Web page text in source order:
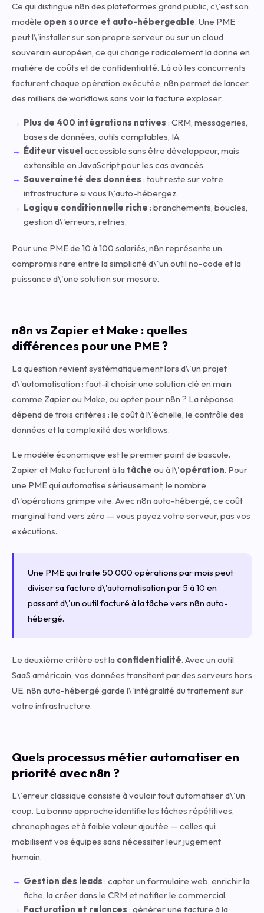
Ce qui distingue n8n des plateformes grand public, c\'est son
modèle open source et auto-hébergeable. Une PME
peut l\'installer sur son propre serveur ou sur un cloud
souverain européen, ce qui change radicalement la donne en
matière de coûts et de confidentialité. Là où les concurrents
facturent chaque opération exécutée, n8n permet de lancer
des milliers de workflows sans voir la facture exploser.
Plus de 400 intégrations natives : CRM, messageries,
bases de données, outils comptables, IA.
Éditeur visuelaccessible sans être développeur, mais
extensible en JavaScript pour les cas avancés.
Souveraineté des données : tout reste sur votre
infrastructure si vous l\'auto-hébergez.
Logique conditionnelle riche : branchements, boucles,
gestion d\'erreurs, retries.
Pour une PME de 10 à 100 salariés, n8n représente un
compromis rare entre la simplicité d\'un outil no-code et la
puissance d\'une solution sur mesure.
n8n vs Zapier et Make : quelles
différences pour une PME ?
La question revient systématiquement lors d\'un projet
d\'automatisation : faut-il choisir une solution clé en main
comme Zapier ou Make, ou opter pour n8n ? La réponse
dépend de trois critères : le coût à l\'échelle, le contrôle des
données et la complexité des workflows.
Le modèle économique est le premier point de bascule.
Zapier et Make facturent à latâche ou à l\'opération. Pour
une PME qui automatise sérieusement, le nombre
d\'opérations grimpe vite. Avec n8n auto-hébergé, ce coût
marginal tend vers zéro — vous payez votre serveur, pas vos
exécutions.
Une PME qui traite 50 000 opérations par mois peut
diviser sa facture d\'automatisation par 5 à 10 en
passant d\'un outil facturé à la tâche vers n8n auto-
hébergé.
Le deuxième critère est la confidentialité. Avec un outil
SaaS américain, vos données transitent par des serveurs hors
UE. n8n auto-hébergé garde l\'intégralité du traitement sur
votre infrastructure.
Quels processus métier automatiser en
priorité avec n8n ?
L\'erreur classique consiste à vouloir tout automatiser d\'un
coup. La bonne approche identifie les tâches répétitives,
chronophages et à faible valeur ajoutée — celles qui
mobilisent vos équipes sans nécessiter leur jugement
humain.
Gestion des leads : capter un formulaire web, enrichir la
fiche, la créer dans le CRM et notifier le commercial.
Facturation et relances : générer une facture à la